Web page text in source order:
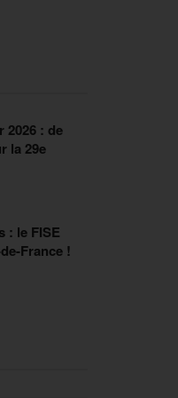
2026 : de
la 29e
: le FISE
France !